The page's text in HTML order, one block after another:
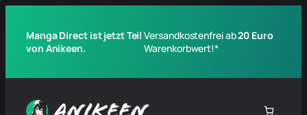
Manga Direct ist jetzt Teil
von Anikeen.
Versandkostenfrei ab20 Euro
Warenkorbwert!*